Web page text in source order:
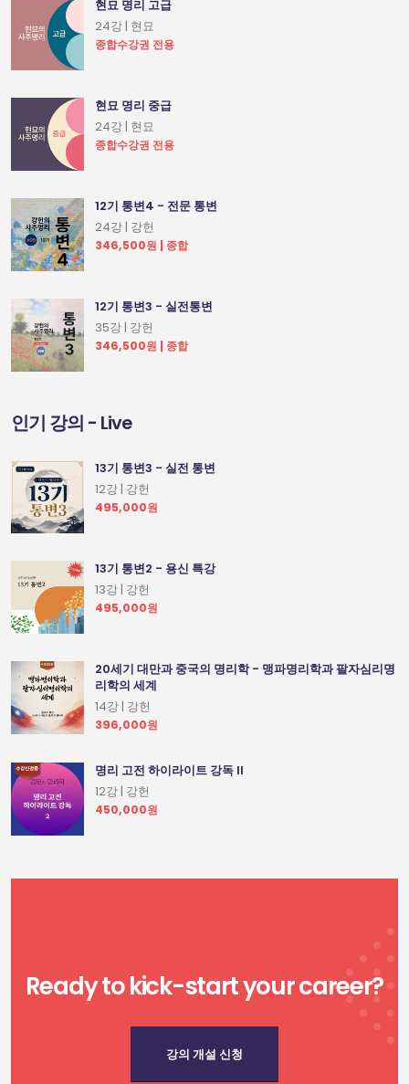
현묘 명리 고급
24강 | 현묘
종합수강권 전용
현묘 명리 중급
24강 | 현묘
종합수강권 전용
12기 통변4 - 전문 통변
24강 | 강헌
346,500원 | 종합
12기 통변3 - 실전통변
35강 | 강헌
346,500원 | 종합
인기 강의 - Live
13기 통변3 - 실전 통변
12강 | 강헌
495,000원
13기 통변2 - 용신 특강
13강 | 강헌
495,000원
20세기 대만과 중국의 명리학 - 맹파명리학과 팔자심리명
리학의 세계
14강 | 강헌
396,000원
명리 고전 하이라이트 강독 II
12강 | 강헌
450,000원
Ready to kick-start your career?
강의 개설 신청